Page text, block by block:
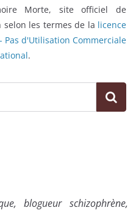
Morte, site officiel de
les termes de la licence
d'Utilisation Commerciale
.
blogueur schizophrène,